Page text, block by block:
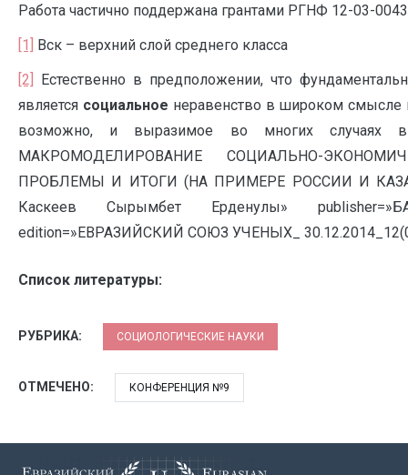
Работа частично поддержана грантами РГНФ 12-03-
[1]
Вск – верхний слой среднего класса
[2]
Естественно в предположении, что
является социальное неравенство в широком смысле
возможно, и выразимое во многих случаях в
МАКРОМОДЕЛИРОВАНИЕ СОЦИАЛЬНО-
ПРОБЛЕМЫ И ИТОГИ (НА ПРИМЕРЕ РОССИИ И
Каскеев Сырымбет Ерденулы»
edition=»ЕВРАЗИЙСКИЙ СОЮЗ УЧЕНЫХ_
Список литературы:
РУБРИКА: СОЦИОЛОГИЧЕСКИЕ НАУКИ
ОТМЕЧЕНО: КОНФЕРЕНЦИЯ №9